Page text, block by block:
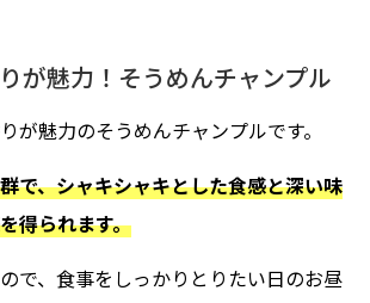
が魅力！そうめんチャンプル
が魅力のそうめんチャンプルです。
で、シャキシャキとした食感と深い味
得られます。
で、食事をしっかりとりたい日のお昼